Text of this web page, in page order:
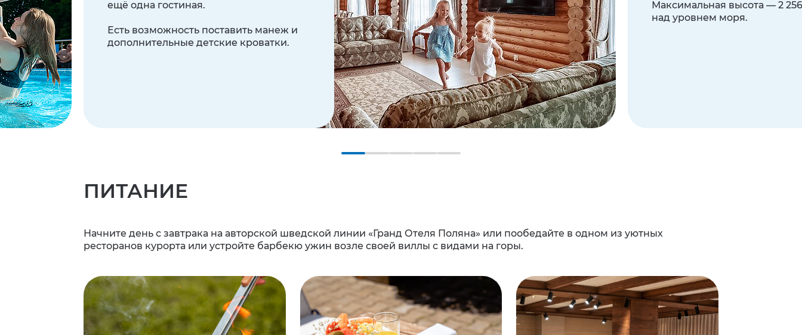
ещё одна гостиная.
Есть возможность поставить манеж и
дополнительные детские кроватки.
Максимальная высота — 2
над уровнем моря.
ПИТАНИЕ
Начните день с завтрака на авторской шведской линии «Гранд Отеля Поляна» или пообедайте в одном из уютных
ресторанов курорта или устройте барбекю ужин возле своей виллы с видами на горы.